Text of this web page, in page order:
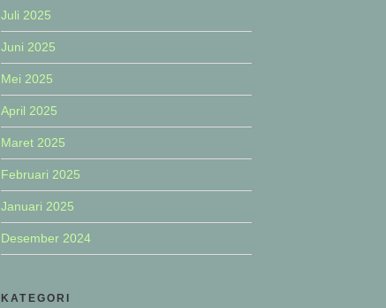
Juli 2025
Juni 2025
Mei 2025
April 2025
Maret 2025
Februari 2025
Januari 2025
Desember 2024
KATEGORI